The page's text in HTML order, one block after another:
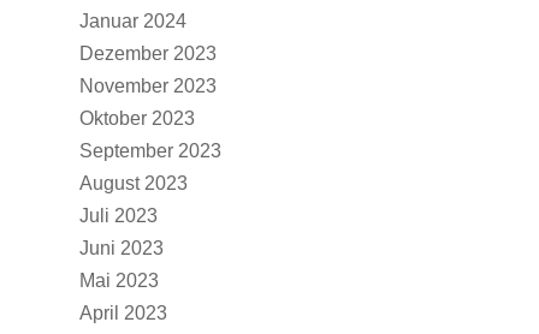
Januar 2024
Dezember 2023
November 2023
Oktober 2023
September 2023
August 2023
Juli 2023
Juni 2023
Mai 2023
April 2023